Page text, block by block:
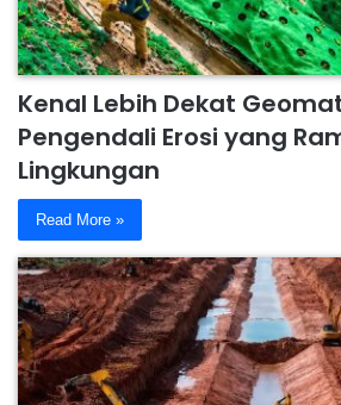
Kenal Lebih Dekat
Pengendali Erosi yang
Lingkungan
Read More »